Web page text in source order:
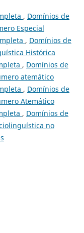
, Domínios de
Especial
, Domínios de
Histórica
, Domínios de
atemático
, Domínios de
Atemático
, Domínios de
no